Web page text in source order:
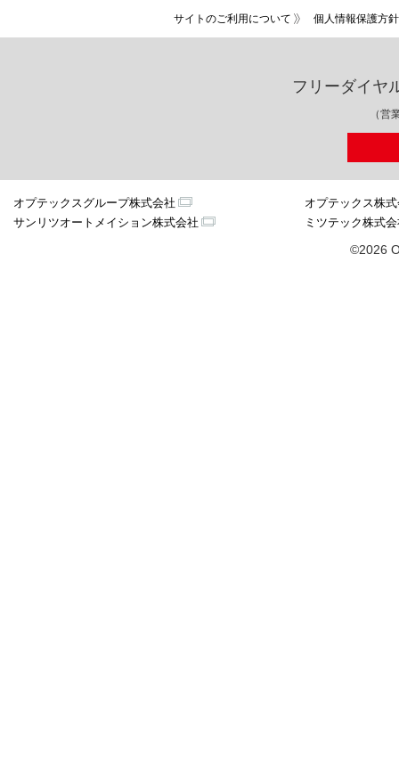
サイトのご利用について 個人情報保護方針
フリーダイヤ
（営
オプテックスグループ株式会社
オプテックス株
サンリツオートメイション株式会社
ミツテック株式
©2026